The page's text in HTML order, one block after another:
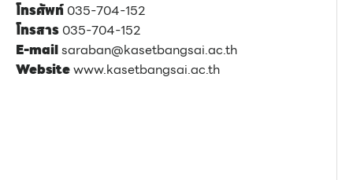
โทรศัพท์ 035-704-152
โทรสาร 035-704-152
E-mailsaraban@kasetbangsai.ac.th
Websitewww.kasetbangsai.ac.th